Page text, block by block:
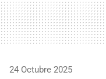
24 Octubre 2025